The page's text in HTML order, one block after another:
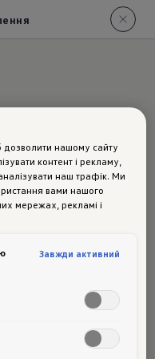
нашому сайту
контент і рекламу,
наш трафік. Ми
вами нашого
мережах, рекламі і
Завжди активний